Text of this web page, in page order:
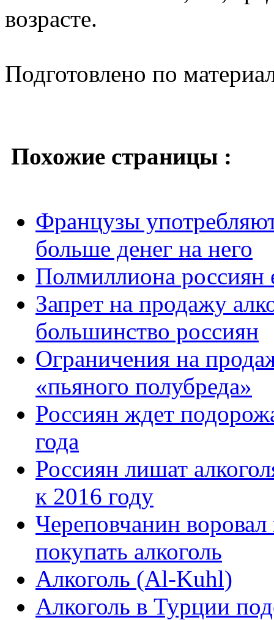
возрасте.
Подготовлено по
Похожие страницы :
Французы
больше денег на него
Полмиллиона россиян
Запрет на продажу
большинство россиян
Ограничения на
«пьяного полубреда»
Россиян ждет
года
Россиян лишат
к 2016 году
Череповчанин
покупать алкоголь
Алкоголь (Al-Kuhl)
Алкоголь в Турции